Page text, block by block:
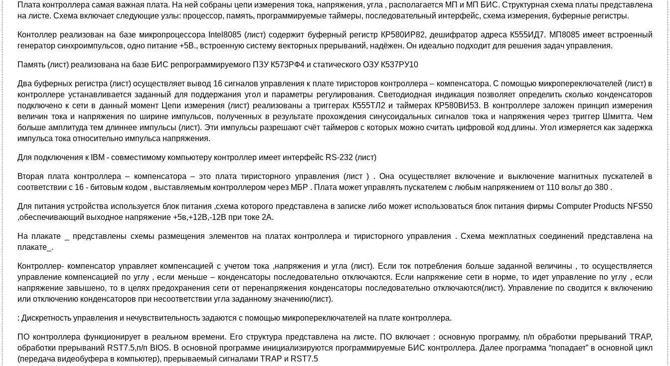
Плата контроллера самая важная плата. На ней собраны цепи измерения тока, напряжения, угла , располагается МП и МП БИС. Структурная схема платы представлена
на листе. Схема включает следующие узлы: процессор, память, программируемые таймеры, последовательный интерфейс, схема измерения, буферные регистры.
Контоллер реализован на базе микропроцессора Intel8085 (лист) содержит буферный регистр КР580ИР82, дешифратор адреса К555ИД7. МП8085 имеет встроенный
генератор синхроимпульсов, одно питание +5В., встроенную систему векторных прерываний, надёжен. Он идеально подходит для решения задач управления.
Память (лист) реализована на базе БИС репрограммируемого ПЗУ К573РФ4 и статического ОЗУ К537РУ10
Два буферных регистра (лист) осуществляет вывод 16 сигналов управления к плате тиристоров контроллера – компенсатора. С помощью микропереключателей (лист) в
контроллере устанавливается заданный для поддержания угол и параметры регулирования. Светодиодная индикация позволяет определить сколько конденсаторов
подключено к сети в данный момент Цепи измерения (лист) реализованы а триггерах К555ТЛ2 и таймерах КР580ВИ53. В контроллере заложен принцип измерения
величин тока и напряжения по ширине импульсов, полученных в результате прохождения синусоидальных сигналов тока и напряжения через триггер Шмитта. Чем
больше амплитуда тем длиннее импульсы (лист). Эти импульсы разрешают счёт таймеров с которых можно считать цифровой код длины. Угол измеряется как задержка
импульса тока относительно импульса напряжения.
Для подключения к IBM - совместимому компьютеру контроллер имеет интерфейс RS-232 (лист)
Вторая плата контроллера – компенсатора – это плата тиристорного управления (лист ) . Она осуществляет включение и выключение магнитных пускателей в
соответствии с 16 - битовым кодом , выставляемым контроллером через МБР . Плата может управлять пускателем с любым напряжением от 110 вольт до 380 .
Для питания устройства используется блок питания ,схема которого представлена в записке либо может использоваться блок питания фирмы Computer Products NFS50
,обеспечивающий выходное напряжение +5в,+12В,-12В при токе 2А.
На плакате _ представлены схемы размещения элементов на платах контроллера и тиристорного управления . Схема межплатных соединений представлена на
плакате_.
Контроллер- компенсатор управляет компенсацией с учетом тока ,напряжения и угла (лист). Если ток потребления больше заданной величины , то осуществляется
управление компенсацией по углу , если меньше – конденсаторы последовательно отключаются. Если напряжение сети в норме, то идет управление по углу , если
напряжение завышено, то в целях предохранения сети от перенапряжения конденсаторы последовательно отключаются(лист). Управление по сводится к включению
или отключению конденсаторов при несоответствии угла заданному значению(лист).
: Дискретность управления и нечувствительность задаются с помощью микропереключателей на плате контроллера.
ПО контроллера функционирует в реальном времени. Его структура представлена на листе. ПО включает : основную программу, п/п обработки прерываний ТRAP,
обработки прерываний RST7.5,п/п BIOS. В основной программе инициализируются программируемые БИС контроллера. Далее программа “попадает” в основной цикл
(передача видеобуфера в компьютер), прерываемый сигналами TRAP и RST7.5